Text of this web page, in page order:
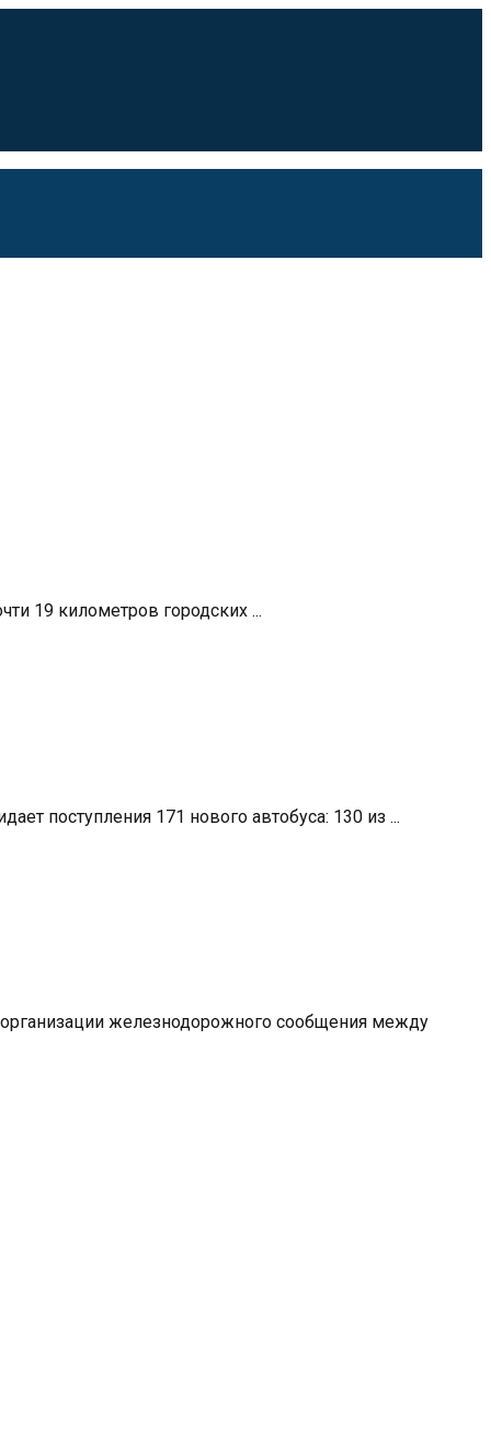
19 километров городских ...
поступления 171 нового автобуса: 130 из ...
железнодорожного сообщения между